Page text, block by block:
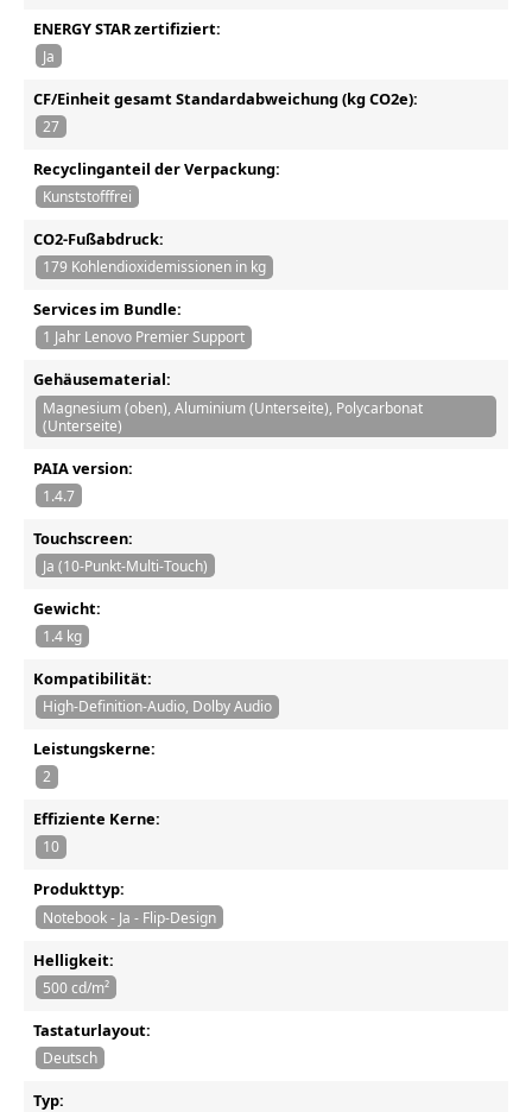
ENERGY STAR zertifiziert:
Ja
CF/Einheit gesamt Standardabweichung (kg CO2e):
27
Recyclinganteil der Verpackung:
Kunststofffrei
CO2-Fußabdruck:
179 Kohlendioxidemissionen in kg
Services im Bundle:
1 Jahr Lenovo Premier Support
Gehäusematerial:
Magnesium (oben), Aluminium (Unterseite), Polycarbonat
(Unterseite)
PAIA version:
1.4.7
Touchscreen:
Ja (10-Punkt-Multi-Touch)
Gewicht:
1.4 kg
Kompatibilität:
High-Definition-Audio, Dolby Audio
Leistungskerne:
2
Effiziente Kerne:
10
Produkttyp:
Notebook - Ja - Flip-Design
Helligkeit:
500 cd/m²
Tastaturlayout:
Deutsch
Typ: